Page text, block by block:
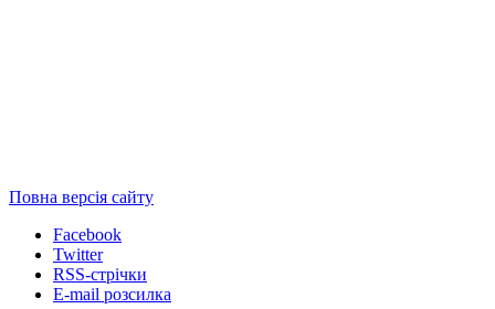
Повна версія сайту
Facebook
Twitter
RSS-стрічки
E-mail розсилка